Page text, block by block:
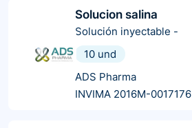
Solucion salina
Solución inyectable -
10 und
ADS Pharma
INVIMA 2016M-0017176